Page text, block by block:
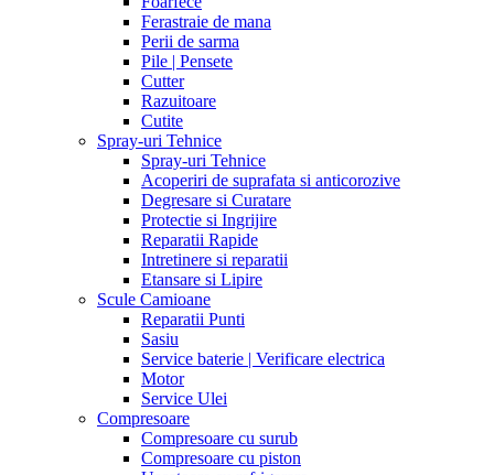
Ferastraie de mana
Perii de sarma
Pile | Pensete
Cutter
Razuitoare
Cutite
Spray-uri Tehnice
Spray-uri Tehnice
Acoperiri de suprafata si anticorozive
Degresare si Curatare
Protectie si Ingrijire
Reparatii Rapide
Intretinere si reparatii
Etansare si Lipire
Scule Camioane
Reparatii Punti
Sasiu
Service baterie | Verificare electrica
Motor
Service Ulei
Compresoare
Compresoare cu surub
Compresoare cu piston